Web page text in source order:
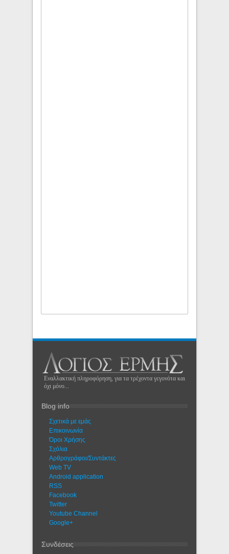
Εναλλακτική πληροφόρηση, για τα τρέχοντα γεγονότα και
όχι μόνο...
Blog info
Σχετικά με εμάς
Eπικοινωνία
Όροι Χρήσης
Σχόλια
Αρθρογράφοι/Συντάκτες
Web TV
Android application
RSS
Facebook
Twitter
Youtube Channel
Google+
Συνδέσεις